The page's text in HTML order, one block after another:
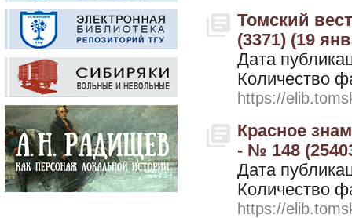
Томский
(3371) (19
Дата
Количество
https://
Красное
- № 148
Дата
Количество
https://